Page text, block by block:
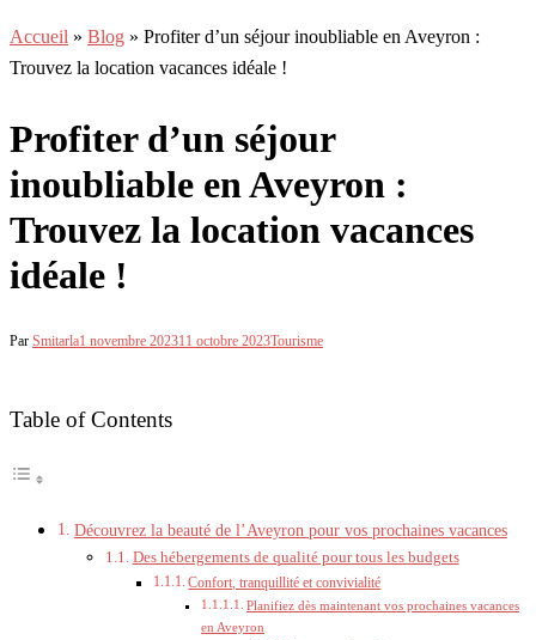
Accueil » Blog » Profiter d’un séjour inoubliable en Aveyron :
Trouvez la location vacances idéale !
Profiter d’un séjour
inoubliable en Aveyron :
Trouvez la location vacances
idéale !
Par Smitarla1 novembre 202311 octobre 2023Tourisme
Table of Contents
Découvrez la beauté de l’Aveyron pour vos prochaines vacances
Des hébergements de qualité pour tous les budgets
Confort, tranquillité et convivialité
Planifiez dès maintenant vos prochaines vacances
en Aveyron